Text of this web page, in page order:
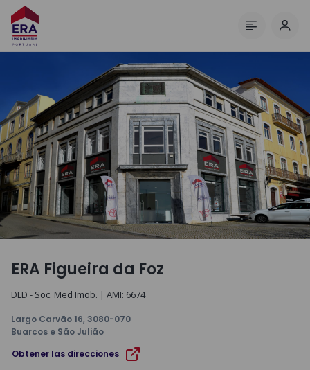
ERA Figueira da Foz
DLD - Soc. Med Imob. | AMI: 6674
Largo Carvão 16, 3080-070
Buarcos e São Julião
Obtener las direcciones